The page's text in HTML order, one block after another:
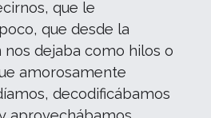
que le
que desde la
nos dejaba como hilos o
amorosamente
decodificábamos